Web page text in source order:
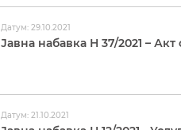
Датум: 29.10.2021
Јавна набавка Н 37/2021 –
Датум: 21.10.2021